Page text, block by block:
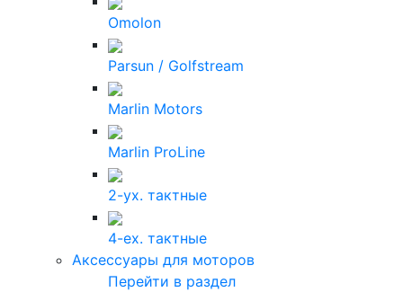
Omolon
Parsun / Golfstream
Marlin Motors
Marlin ProLine
2-ух. тактные
4-ех. тактные
Аксессуары для моторов
Перейти в раздел